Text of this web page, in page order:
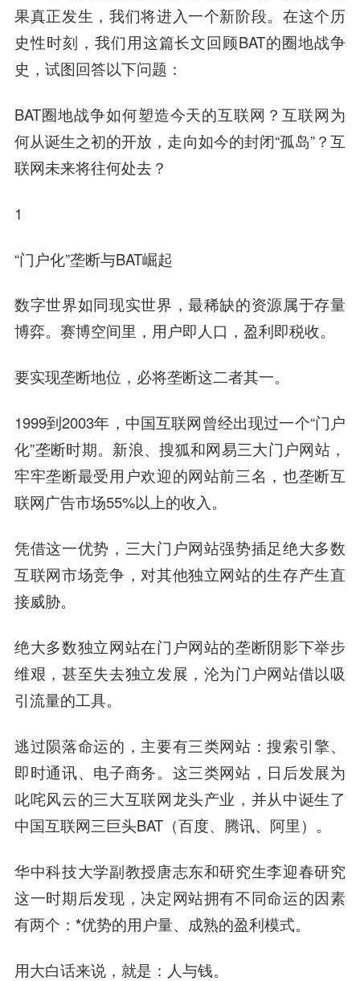
果真正发生，我们将进入一个新阶段。在这个历
史性时刻，我们用这篇长文回顾BAT的圈地战争
史，试图回答以下问题：
BAT圈地战争如何塑造今天的互联网？互联网为
何从诞生之初的开放，走向如今的封闭“孤岛”？互
联网未来将往何处去？
1
“门户化”垄断与BAT崛起
数字世界如同现实世界，最稀缺的资源属于存量
博弈。 赛博空间里，用户即人口，盈利即税收。
要实现垄断地位，必将垄断这二者其一。
1999到2003年，中国互联网曾经出现过一个“门户
化”垄断时期。新浪、搜狐和网易三大门户网站，
牢牢垄断最受用户欢迎的网站前三名，也垄断互
联网广告市场55%以上的收入。
凭借这一优势，三大门户网站强势插足绝大多数
互联网市场竞争，对其他独立网站的生存产生直
接威胁。
绝大多数独立网站在门户网站的垄断阴影下举步
维艰，甚至失去独立发展，沦为门户网站借以吸
引流量的工具。
逃过陨落命运的，主要有三类网站：搜索引擎、
即时通讯、电子商务。这三类网站，日后发展为
叱咤风云的三大互联网龙头产业，并从中诞生了
中国互联网三巨头BAT（百度、腾讯、阿里）。
华中科技大学副教授唐志东和研究生李迎春研究
这一时期后发现，决定网站拥有不同命运的因素
有两个： *优势的用户量、成熟的盈利模式。
用大白话来说，就是：人与钱。